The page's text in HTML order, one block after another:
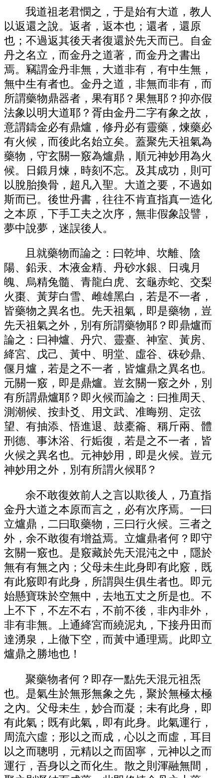
我道祖老君憫之，于是始有大道，教人
以返還之說。返者，返本也；還者，還原
也；不過返其後天者復還於先天而已。自金
丹之名立，而金丹之道著，而金丹之書出
焉。竊謂金丹非無，大道非有，有中生無，
無中生有者也。金丹之道，非無而非有，而
所謂藥物鼎器者，果有耶？果無耶？抑亦假
法象以明大道耶？胥由金丹二字有象之故，
意謂鑄金必有鼎爐，修丹必有靈藥，煉藥必
有火候，而後此名始立矣。蓋聚先天祖氣為
藥物，守玄關一竅為爐鼎，順元神妙用為火
候。日鍛月煉，時刻不忘。及其成功，則可
以脫胎換骨，超凡入聖。大道之要，不過如
斯而已。後世丹書，往往不肯直指真一造化
之本原，下手工夫之次序，無非假象設譬，
夢中說夢，迷誤後人。
且就藥物而論之：曰乾坤、坎離、陰
陽、鉛汞、木液金精、丹砂水銀、日魂月
魄、烏精兔髓、青龍白虎、玄龜赤蛇、交梨
火棗、黃芽白雪、雌雄黑白，若是不一者，
皆藥物之異名也。先天祖氣，即是藥物，豈
先天祖氣之外，別有所謂藥物耶？即鼎爐而
論之：曰神爐、丹穴、靈臺、神室、黃房、
絳宮、戊己、黃中、明堂、虛谷、硃砂鼎、
偃月爐，若是之不一者，皆爐鼎之異名也。
元關一竅，即是鼎爐。豈玄關一竅之外，別
有所謂鼎爐耶？即火候而論之：曰推周天、
測潮候、按卦爻、用文武、准晦朔、定弦
望、有抽添、悟進退、鼓橐籥、稱斤兩、體
刑德、事沐浴、行姤復，若是之不一者，皆
火候之異名也。元神妙用，即是火候。豈元
神妙用之外，別有所謂火候耶？
余不敢復效前人之言以欺後人，乃直指
金丹大道之本原而言之，必有次序焉。一曰
立爐鼎，二曰取藥物，三曰行火候。三者之
外，余不敢復有增益焉。立爐鼎者何？即守
玄關一竅也。是竅藏於先天混沌之中，隱於
無有有無之內；父母未生此身即有此竅，既
有此竅即有此身，所謂與生俱生者也。即元
始懸寶珠於空無中，去地五丈之所是也。不
上不下，不左不右，不前不後，非內非外，
非有非無。上通絳宮而繞泥丸，下接丹田而
達湧泉，上徹下空，而黃中通理焉。此即立
爐鼎之勝地也！
聚藥物者何？即存一點先天混元祖炁
也。是氣生於無形無象之先，聚於無極太極
之內。父母未生，妙合而凝；未有此身，即
有此氣；既有此氣，即有此身。此氣運行，
周流六虛；形以之而成，心以之而虛，耳目
以之而聰明，元精以之而固寧，元神以之而
運行，吾身以之而化生。散之則渾融無間，